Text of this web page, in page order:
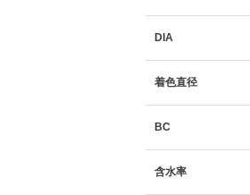
DIA
着色直径
BC
含水率